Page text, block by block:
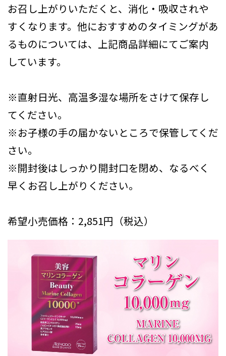
お召し上がりいただくと、消化・吸収されや
すくなります。他におすすめのタイミングがあ
るものについては、上記商品詳細にてご案内
しています。
※直射日光、高温多湿な場所をさけて保存し
てください。
※お子様の手の届かないところで保管してくだ
さい。
※開封後はしっかり開封口を閉め、なるべく
早くお召し上がりください。
希望小売価格：2,851円（税込）